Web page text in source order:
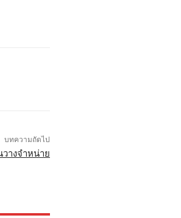
บทความถัดไป
วางจำหน่าย